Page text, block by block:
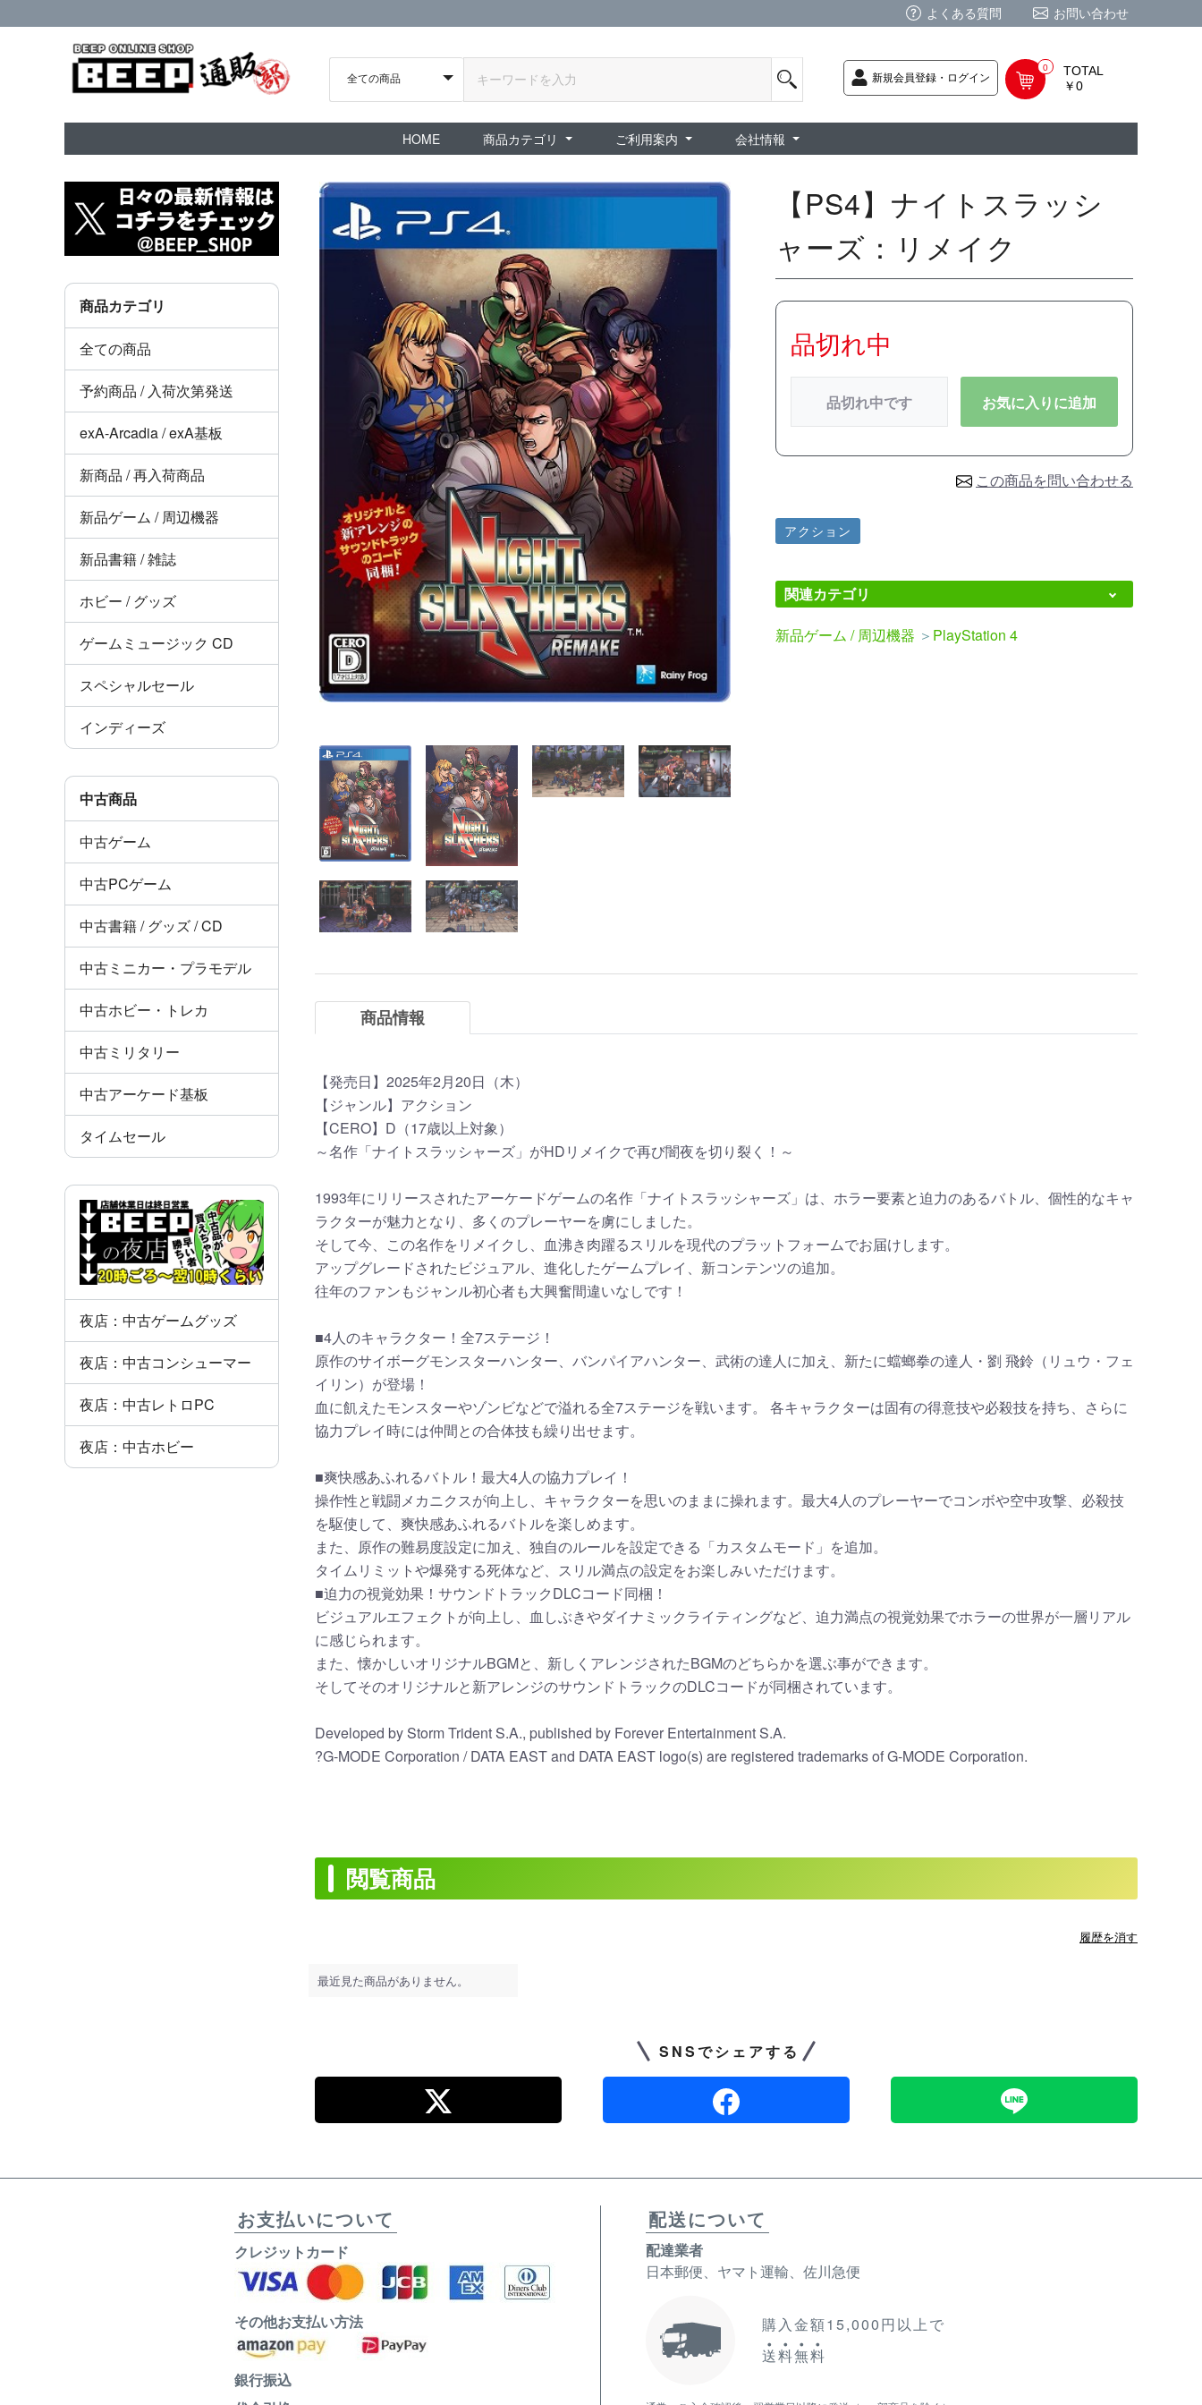
よくある質問 お問い合わせ
新規会員登録・ログイン
0
TOTAL
￥0
HOME
商品カテゴリ
ご利用案内
会社情報
商品カテゴリ
全ての商品
予約商品 / 入荷次第発送
exA-Arcadia / exA基板
新商品 / 再入荷商品
新品ゲーム / 周辺機器
新品書籍 / 雑誌
ホビー / グッズ
ゲームミュージック CD
スペシャルセール
インディーズ
中古商品
中古ゲーム
中古PCゲーム
中古書籍 / グッズ / CD
中古ミニカー・プラモデル
中古ホビー・トレカ
中古ミリタリー
中古アーケード基板
タイムセール
夜店：中古ゲームグッズ
夜店：中古コンシューマー
夜店：中古レトロPC
夜店：中古ホビー
【PS4】ナイトスラッシ
ャーズ：リメイク
品切れ中
品切れ中です お気に入りに追加
この商品を問い合わせる
アクション
関連カテゴリ
新品ゲーム / 周辺機器 ＞ PlayStation 4
商品情報
【発売日】2025年2月20日（木）
【ジャンル】アクション
【CERO】D（17歳以上対象）
～名作「ナイトスラッシャーズ」がHDリメイクで再び闇夜を切り裂く！～
1993年にリリースされたアーケードゲームの名作「ナイトスラッシャーズ」は、ホラー要素と迫力のあるバトル、個性的なキャ
ラクターが魅力となり、多くのプレーヤーを虜にしました。
そして今、この名作をリメイクし、血沸き肉躍るスリルを現代のプラットフォームでお届けします。
アップグレードされたビジュアル、進化したゲームプレイ、新コンテンツの追加。
往年のファンもジャンル初心者も大興奮間違いなしです！
■4人のキャラクター！全7ステージ！
原作のサイボーグモンスターハンター、バンパイアハンター、武術の達人に加え、新たに蟷螂拳の達人・劉 飛鈴（リュウ・フェ
イリン）が登場！
血に飢えたモンスターやゾンビなどで溢れる全7ステージを戦います。 各キャラクターは固有の得意技や必殺技を持ち、さらに
協力プレイ時には仲間との合体技も繰り出せます。
■爽快感あふれるバトル！最大4人の協力プレイ！
操作性と戦闘メカニクスが向上し、キャラクターを思いのままに操れます。最大4人のプレーヤーでコンボや空中攻撃、必殺技
を駆使して、爽快感あふれるバトルを楽しめます。
また、原作の難易度設定に加え、独自のルールを設定できる「カスタムモード」を追加。
タイムリミットや爆発する死体など、スリル満点の設定をお楽しみいただけます。
■迫力の視覚効果！サウンドトラックDLCコード同梱！
ビジュアルエフェクトが向上し、血しぶきやダイナミックライティングなど、迫力満点の視覚効果でホラーの世界が一層リアル
に感じられます。
また、懐かしいオリジナルBGMと、新しくアレンジされたBGMのどちらかを選ぶ事ができます。
そしてそのオリジナルと新アレンジのサウンドトラックのDLCコードが同梱されています。
Developed by Storm Trident S.A., published by Forever Entertainment S.A.
?G-MODE Corporation / DATA EAST and DATA EAST logo(s) are registered trademarks of G-MODE Corporation.
閲覧商品
履歴を消す
最近見た商品がありません。
SNSでシェアする
お支払いについて
クレジットカード
その他お支払い方法
銀行振込
配送について
配達業者
日本郵便、ヤマト運輸、佐川急便
購入金額15,000円以上で
送料無料